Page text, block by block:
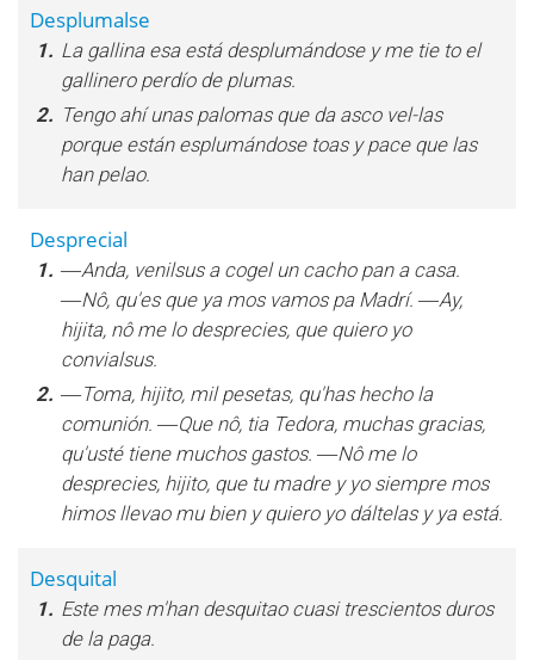
Desplumalse
1. La gallina esa está desplumándose y me tie to el
gallinero perdío de plumas.
2. Tengo ahí unas palomas que da asco vel-las
porque están esplumándose toas y pace que las
han pelao.
Desprecial
1. ―Anda, venilsus a cogel un cacho pan a casa.
―Nô, qu'es que ya mos vamos pa Madrí. ―Ay,
hijita, nô me lo desprecies, que quiero yo
convialsus.
2. ―Toma, hijito, mil pesetas, qu'has hecho la
comunión. ―Que nô, tia Tedora, muchas gracias,
qu'usté tiene muchos gastos. ―Nô me lo
desprecies, hijito, que tu madre y yo siempre mos
himos llevao mu bien y quiero yo dáltelas y ya está.
Desquital
1. Este mes m'han desquitao cuasi trescientos duros
de la paga.